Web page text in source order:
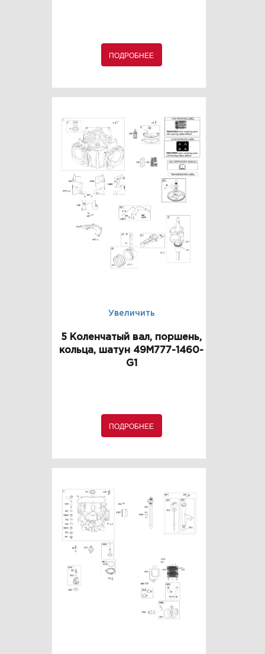
ПОДРОБНЕЕ
Увеличить
5 Коленчатый вал, поршень,
кольца, шатун 49M777-1460-
G1
ПОДРОБНЕЕ